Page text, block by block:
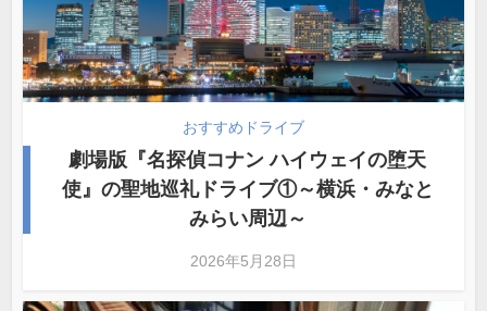
おすすめドライブ
劇場版『名探偵コナン ハイウェイの堕天
使』の聖地巡礼ドライブ①～横浜・みなと
みらい周辺～
2026年5月28日